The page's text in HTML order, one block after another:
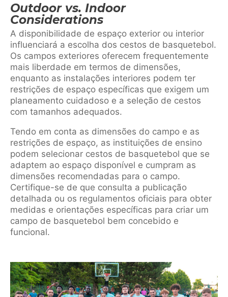
Outdoor vs. Indoor
Considerations
A disponibilidade de espaço exterior ou interior
influenciará a escolha dos cestos de basquetebol.
Os campos exteriores oferecem frequentemente
mais liberdade em termos de dimensões,
enquanto as instalações interiores podem ter
restrições de espaço específicas que exigem um
planeamento cuidadoso e a seleção de cestos
com tamanhos adequados.
Tendo em conta as dimensões do campo e as
restrições de espaço, as instituições de ensino
podem selecionar cestos de basquetebol que se
adaptem ao espaço disponível e cumpram as
dimensões recomendadas para o campo.
Certifique-se de que consulta a publicação
detalhada ou os regulamentos oficiais para obter
medidas e orientações específicas para criar um
campo de basquetebol bem concebido e
funcional.